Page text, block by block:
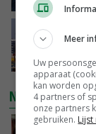
NIEUWSTE
Meer
Uw
apparaat
kan worden
4 partners of
onze partners
gebruiken.